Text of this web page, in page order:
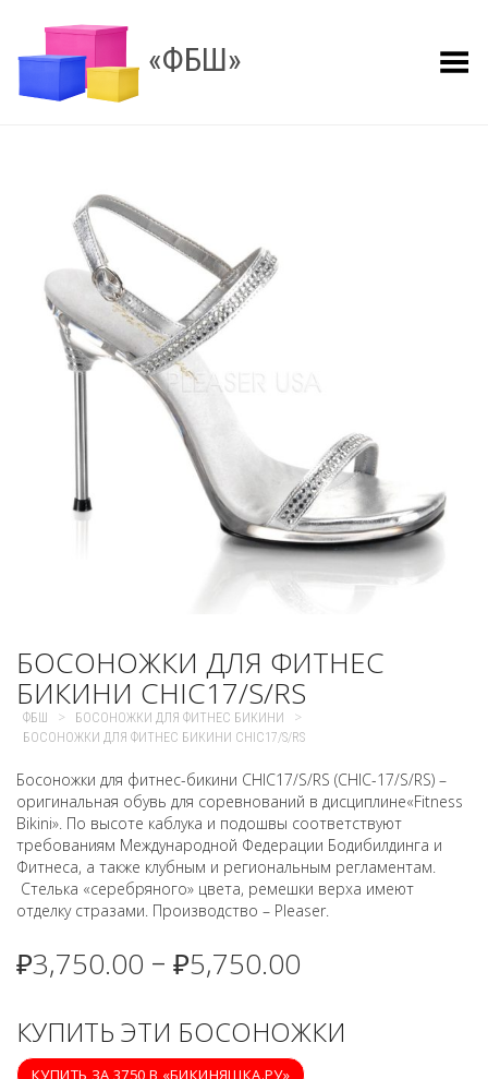
«ФБШ» Показать меню
БОСОНОЖКИ ДЛЯ ФИТНЕС
БИКИНИ CHIC17/S/RS
ФБШ > БОСОНОЖКИ ДЛЯ ФИТНЕС БИКИНИ >
БОСОНОЖКИ ДЛЯ ФИТНЕС БИКИНИ CHIC17/S/RS
Босоножки для фитнес-бикини CHIC17/S/RS (CHIC-17/S/RS) –
оригинальная обувь для соревнований в дисциплине«Fitness
Bikini». По высоте каблука и подошвы соответствуют
требованиям Международной Федерации Бодибилдинга и
Фитнеса, а также клубным и региональным регламентам.
Стелька «серебряного» цвета, ремешки верха имеют
отделку стразами. Производство – Pleaser.
₽3,750.00 – ₽5,750.00
КУПИТЬ ЭТИ БОСОНОЖКИ
КУПИТЬ ЗА 3750 В «БИКИНЯШКА.РУ»